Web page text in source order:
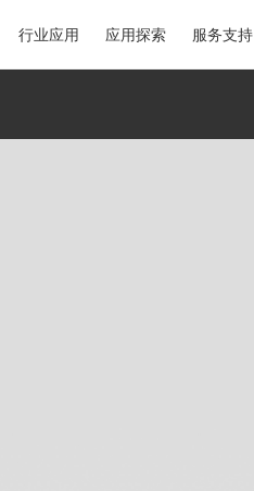
行业应用 应用探索 服务支持